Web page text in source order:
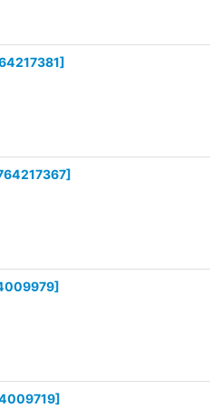
]
]
]
]